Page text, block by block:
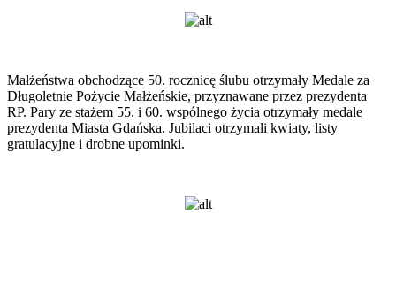
Małżeństwa obchodzące 50. rocznicę ślubu otrzymały Medale za
Długoletnie Pożycie Małżeńskie, przyznawane przez prezydenta
RP. Pary ze stażem 55. i 60. wspólnego życia otrzymały medale
prezydenta Miasta Gdańska. Jubilaci otrzymali kwiaty, listy
gratulacyjne i drobne upominki.